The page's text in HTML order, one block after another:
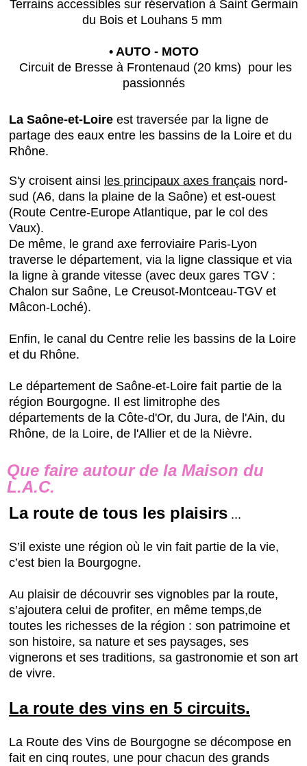
Terrains accessibles sur réservation à Saint Germain
du Bois et Louhans 5 mm
• AUTO - MOTO
Circuit de Bresse à Frontenaud (20 kms) pour les
passionnés
La Saône-et-Loire est traversée par la ligne de
partage des eaux entre les bassins de la Loire et du
Rhône.
S'y croisent ainsi les principaux axes français nord-
sud (A6, dans la plaine de la Saône) et est-ouest
(Route Centre-Europe Atlantique, par le col des
Vaux).
De même, le grand axe ferroviaire Paris-Lyon
traverse le département, via la ligne classique et via
la ligne à grande vitesse (avec deux gares TGV :
Chalon sur Saône, Le Creusot-Montceau-TGV et
Mâcon-Loché).
Enfin, le canal du Centre relie les bassins de la Loire
et du Rhône.
Le département de Saône-et-Loire fait partie de la
région Bourgogne. Il est limitrophe des
départements de la Côte-d'Or, du Jura, de l'Ain, du
Rhône, de la Loire, de l'Allier et de la Nièvre.
Que faire autour de la Maison du
L.A.C.
La route de tous les plaisirs ...
S’il existe une région où le vin fait partie de la vie,
c’est bien la Bourgogne.
Au plaisir de découvrir ses vignobles par la route,
s’ajoutera celui de profiter, en même temps,de
toutes les richesses de la région : son patrimoine et
son histoire, sa nature et ses paysages, ses
vignerons et ses traditions, sa gastronomie et son art
de vivre.
La route des vins en 5 circuits.
La Route des Vins de Bourgogne se décompose en
fait en cinq routes, une pour chacun des grands